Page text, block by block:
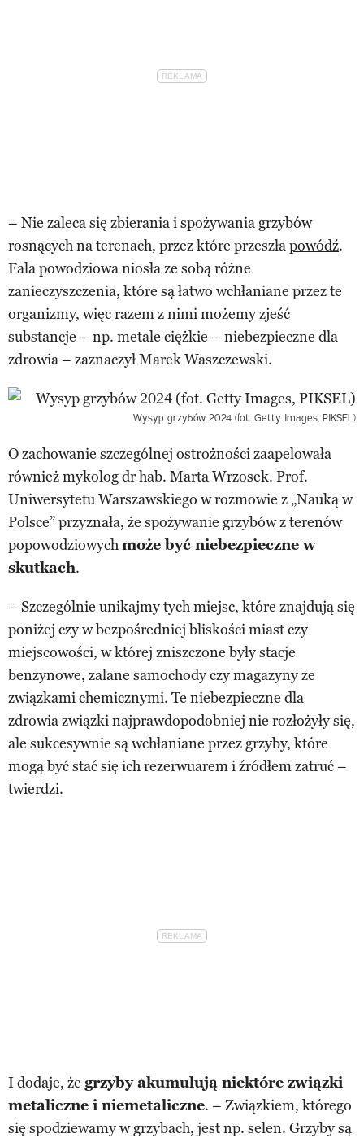
– Nie zaleca się zbierania i spożywania grzybów
rosnących na terenach, przez które przeszłapowódź.
Fala powodziowa niosła ze sobą różne
zanieczyszczenia, które są łatwo wchłaniane przez te
organizmy, więc razem z nimi możemy zjeść
substancje – np. metale ciężkie – niebezpieczne dla
zdrowia – zaznaczył Marek Waszczewski.
Wysyp grzybów 2024 (fot. Getty Images, PIKSEL)
O zachowanie szczególnej ostrożności zaapelowała
również mykolog dr hab. Marta Wrzosek. Prof.
Uniwersytetu Warszawskiego w rozmowie z „Nauką w
Polsce” przyznała, że spożywanie grzybów z terenów
popowodziowychmoże być niebezpieczne w
skutkach.
– Szczególnie unikajmy tych miejsc, które znajdują się
poniżej czy w bezpośredniej bliskości miast czy
miejscowości, w której zniszczone były stacje
benzynowe, zalane samochody czy magazyny ze
związkami chemicznymi. Te niebezpieczne dla
zdrowia związki najprawdopodobniej nie rozłożyły się,
ale sukcesywnie są wchłaniane przez grzyby, które
mogą być stać się ich rezerwuarem i źródłem zatruć –
twierdzi.
I dodaje, że grzyby akumulują niektóre związki
metaliczne i niemetaliczne. – Związkiem, którego
się spodziewamy w grzybach, jest np. selen. Grzyby są